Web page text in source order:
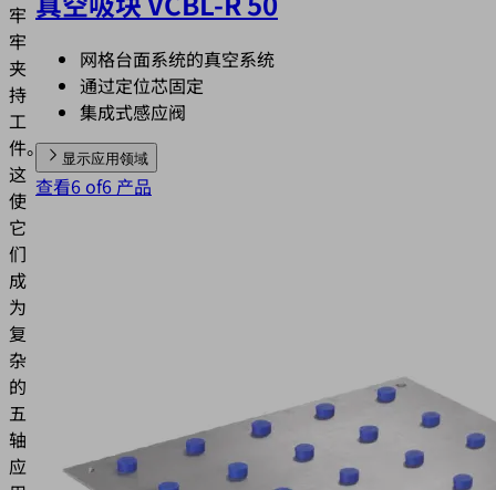
牢
牢
夹
持
工
件。
这
使
它
们
成
为
复
杂
的
五
轴
应
网格台面系统的真空系统
通过定位芯固定
集成式感应阀
显示应用领域
查看6 of6 产品